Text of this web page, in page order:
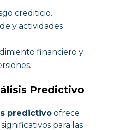
crediticio.
y actividades
financiero y
Predictivo
predictivo ofrece
para las